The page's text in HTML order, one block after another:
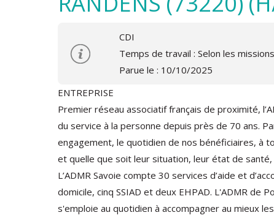
CDI
Temps de travail : Selon les
Parue le : 10/10/2025
ENTREPRISE
Premier réseau associatif français de proximité,
du service à la personne depuis près de 70 ans.
engagement, le quotidien de nos bénéficiaires, à
et quelle que soit leur situation, leur état de
L’ADMR Savoie compte 30 services d’aide et
domicile, cinq SSIAD et deux EHPAD. L'ADMR de
s'emploie au quotidien à accompagner au mieux